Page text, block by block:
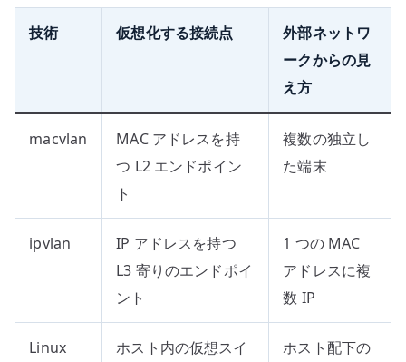
技術 仮想化する接続点
外部ネットワ
ークからの見
え方
macvlan
MAC アドレスを持
つ L2 エンドポイン
ト
複数の独立し
た端末
ipvlan
IP アドレスを持つ
L3 寄りのエンドポイ
ント
1 つの MAC
アドレスに複
数 IP
Linux
ホスト内の仮想スイ
ホスト配下の